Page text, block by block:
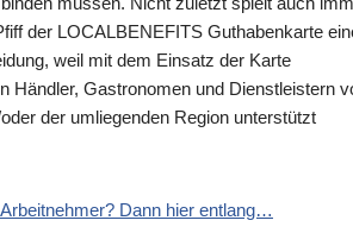
der LOCALBENEFITS Guthabenkarte
weil mit dem Einsatz der Karte
Händler, Gastronomen und Dienstleistern
der umliegenden Region unterstützt
Dann hier entlang…